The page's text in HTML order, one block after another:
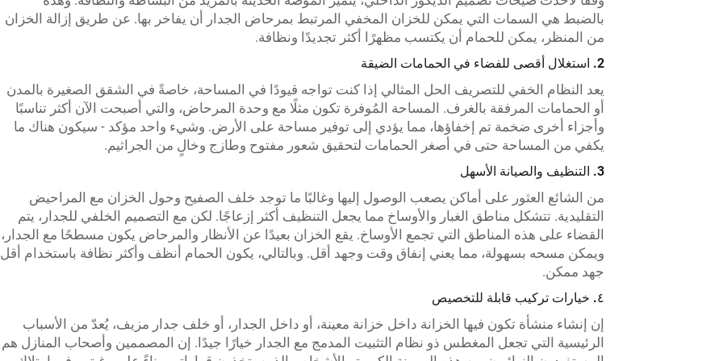
بالضبط هي السمات التي يمكن للخزان المخفي المرتبط بمرحاض الجدار أن يفاخر بها. عن طريق إزالة الخزان
من المنظر، يمكن للحمام أن يكتسب مظهرًا أكثر تجديدًا ونظافة.
2. استغلال أقصى للفضاء في الحمامات الضيقة
يعد النظام الخفي للتصريف الحل المثالي إذا كنت تواجه قيودًا في المساحة، خاصةً في الشقق الصغيرة بالمدن
أو الحمامات المرفقة بالغرف. المساحة المُوفرة تكون مثلًا مع وحدة المرحاض، والتي أصبحت الآن أكثر تناسبًا
وأجزاء أخرى ضخمة تم إخفاؤها، مما يؤدي إلى توفير مساحة على الأرض. وشيء واحد مؤكد - سيكون هناك ما
يكفي من المساحة حتى في أصغر الحمامات لتحقيق شعور مفتوح وطازج وخالٍ من الجراثيم.
3. التنظيف والصيانة الأسهل
من الشائع العثور على أماكن يصعب الوصول إليها وغالبًا ما توجد خلف الصفيح وحول الخزان مع المراحيض
التقليدية. تتشكل مناطق الغبار والأوساخ مما يجعل التنظيف أكثر إزعاجًا. لكن مع التصميم الخلفي للجدار، يتم
القضاء على هذه المناطق التي تجمع الأوساخ. يقع الخزان بعيدًا عن الأنظار والمرحاض يكون مسطحًا مع الجدار،
ويمكن مسحه بسهولة، مما يعني إنفاق وقت وجهد أقل. وبالتالي، يكون الحمام أنظف وأكثر نظافة باستخدام أقل
جهد ممكن.
٤. خيارات تركيب قابلة للتخصيص
إن إنشاء منشأة تكون فيها الخزانة داخل خزانة معينة، أو داخل الجدار، أو خلف جدار مزيف، يُعدّ من الأسباب
الرئيسية التي تجعل المغطس ذو نظام التثبيت المدمج مع الجدار خيارًا جيدًا. إن المصممين وأصحاب المنازل هم